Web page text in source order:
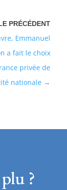
Emmanuel
a fait le choix
privée de
nationale
?